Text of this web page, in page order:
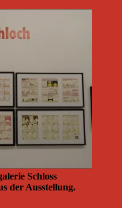
Schloss
der Ausstellung.